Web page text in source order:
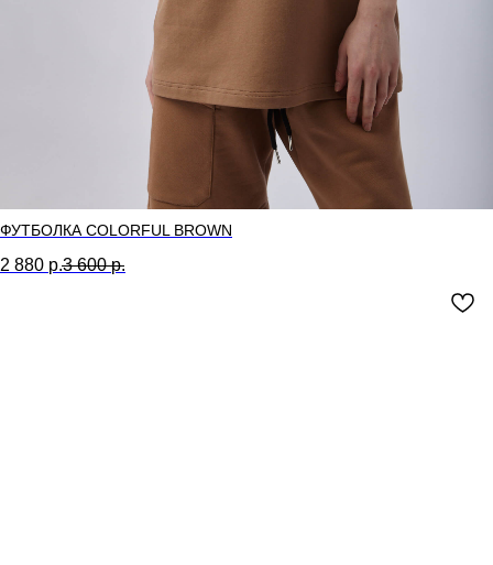
ФУТБОЛКА COLORFUL BROWN
2 880 р.3 600 р.